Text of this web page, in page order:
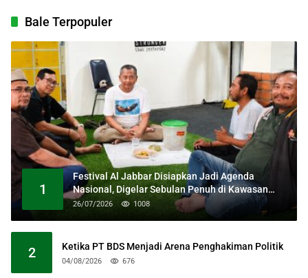
Bale Terpopuler
1
Festival Al Jabbar Disiapkan Jadi Agenda
Nasional, Digelar Sebulan Penuh di Kawasan
Masjid Raya Al Jabbar
26/07/2026 1008
2 Ketika PT BDS Menjadi Arena Penghakiman Politik
04/08/2026 676